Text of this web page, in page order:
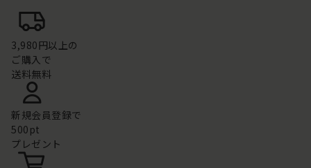
3,980円以上の
ご購入で
送料無料
新規会員登録で
500pt
プレゼント